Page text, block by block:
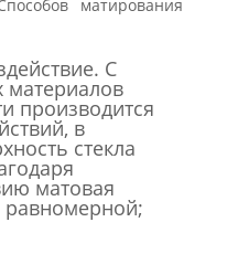
матирования
С
производится
в
стекла
матовая
равномерной;